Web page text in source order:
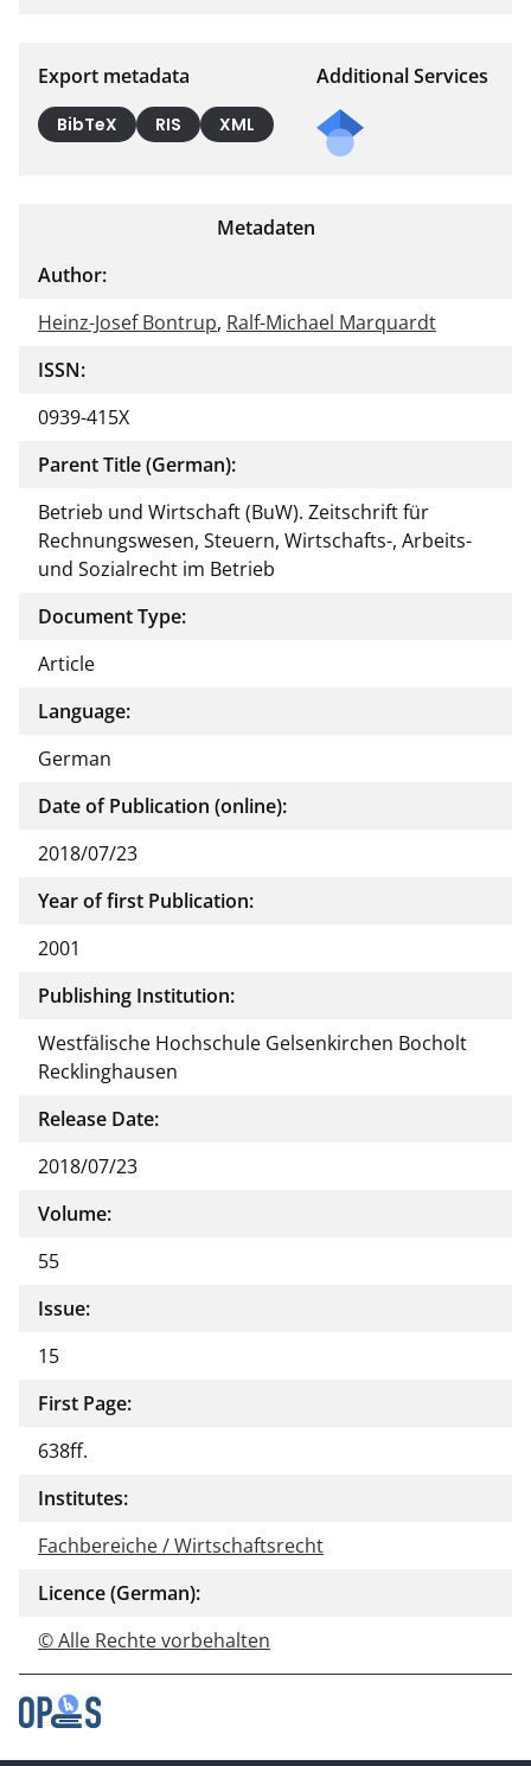
Export metadata
BibTeX RIS XML
Additional Services
Metadaten
Author:
Heinz-Josef Bontrup, Ralf-Michael Marquardt
ISSN:
0939-415X
Parent Title (German):
Betrieb und Wirtschaft (BuW). Zeitschrift für
Rechnungswesen, Steuern, Wirtschafts-, Arbeits-
und Sozialrecht im Betrieb
Document Type:
Article
Language:
German
Date of Publication (online):
2018/07/23
Year of first Publication:
2001
Publishing Institution:
Westfälische Hochschule Gelsenkirchen Bocholt
Recklinghausen
Release Date:
2018/07/23
Volume:
55
Issue:
15
First Page:
638ff.
Institutes:
Fachbereiche / Wirtschaftsrecht
Licence (German):
© Alle Rechte vorbehalten